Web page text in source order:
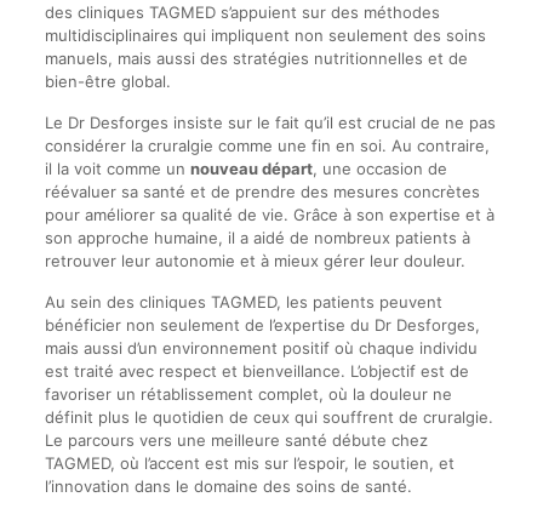
des cliniques TAGMED s’appuient sur des méthodes
multidisciplinaires qui impliquent non seulement des soins
manuels, mais aussi des stratégies nutritionnelles et de
bien-être global.
Le Dr Desforges insiste sur le fait qu’il est crucial de ne pas
considérer la cruralgie comme une fin en soi. Au contraire,
il la voit comme un nouveau départ, une occasion de
réévaluer sa santé et de prendre des mesures concrètes
pour améliorer sa qualité de vie. Grâce à son expertise et à
son approche humaine, il a aidé de nombreux patients à
retrouver leur autonomie et à mieux gérer leur douleur.
Au sein des cliniques TAGMED, les patients peuvent
bénéficier non seulement de l’expertise du Dr Desforges,
mais aussi d’un environnement positif où chaque individu
est traité avec respect et bienveillance. L’objectif est de
favoriser un rétablissement complet, où la douleur ne
définit plus le quotidien de ceux qui souffrent de cruralgie.
Le parcours vers une meilleure santé débute chez
TAGMED, où l’accent est mis sur l’espoir, le soutien, et
l’innovation dans le domaine des soins de santé.